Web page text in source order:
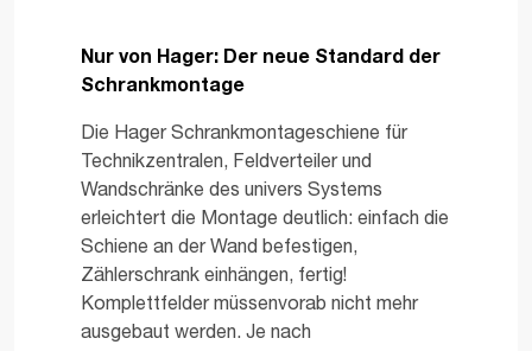
Nur von Hager: Der neue Standard der
Schrankmontage
Die Hager Schrankmontageschiene für
Technikzentralen, Feldverteiler und
Wandschränke des univers Systems
erleichtert die Montage deutlich: einfach die
Schiene an der Wand befestigen,
Zählerschrank einhängen, fertig!
Komplettfelder müssenvorab nicht mehr
ausgebaut werden. Je nach